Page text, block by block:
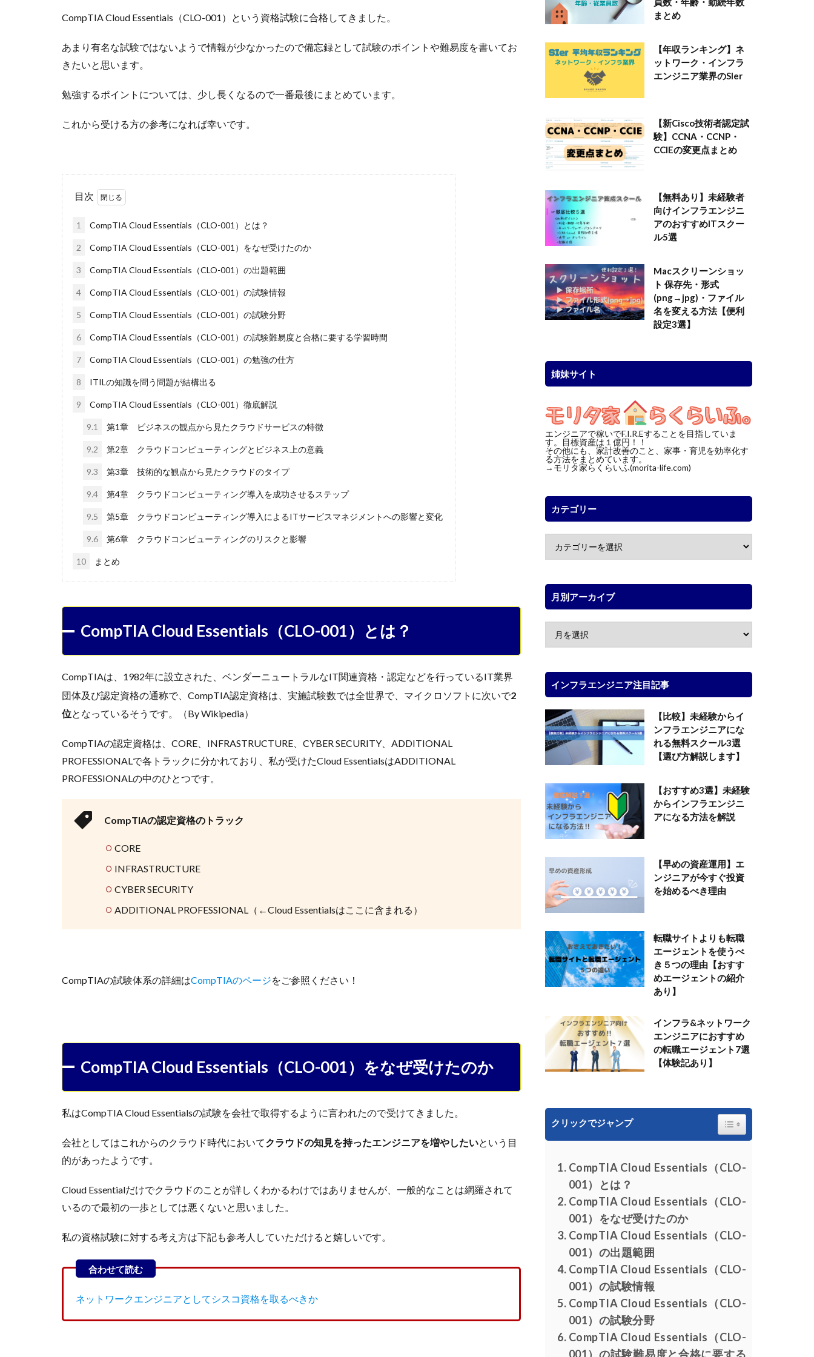
CompTIA Cloud Essentials（CLO-001）という資格試験に合格してきました。
あまり有名な試験ではないようで情報が少なかったので備忘録として試験のポイントや難易度を書いてお
きたいと思います。
勉強するポイントについては、少し長くなるので一番最後にまとめています。
これから受ける方の参考になれば幸いです。
目次
1 CompTIA Cloud Essentials（CLO-001）とは？
2 CompTIA Cloud Essentials（CLO-001）をなぜ受けたのか
3 CompTIA Cloud Essentials（CLO-001）の出題範囲
4 CompTIA Cloud Essentials（CLO-001）の試験情報
5 CompTIA Cloud Essentials（CLO-001）の試験分野
6 CompTIA Cloud Essentials（CLO-001）の試験難易度と合格に要する学習時間
7 CompTIA Cloud Essentials（CLO-001）の勉強の仕方
8 ITILの知識を問う問題が結構出る
9 CompTIA Cloud Essentials（CLO-001）徹底解説
9.1 第1章 ビジネスの観点から見たクラウドサービスの特徴
9.2 第2章 クラウドコンピューティングとビジネス上の意義
9.3 第3章 技術的な観点から見たクラウドのタイプ
9.4 第4章 クラウドコンピューティング導入を成功させるステップ
9.5 第5章 クラウドコンピューティング導入によるITサービスマネジメントへの影響と変化
9.6 第6章 クラウドコンピューティングのリスクと影響
10 まとめ
CompTIA Cloud Essentials（CLO-001）とは？
CompTIAは、1982年に設立された、ベンダーニュートラルなIT関連資格・認定などを行っているIT業界
団体及び認定資格の通称で、 CompTIA認定資格は、実施試験数では全世界で、マイクロソフトに次いで2
位となっているそうです。（By Wikipedia）
CompTIAの認定資格は、CORE、INFRASTRUCTURE、CYBER SECURITY、ADDITIONAL
PROFESSIONALで各トラックに分かれており、私が受けたCloud EssentialsはADDITIONAL
PROFESSIONALの中のひとつです。
CompTIAの認定資格のトラック
CORE
INFRASTRUCTURE
CYBER SECURITY
ADDITIONAL PROFESSIONAL（←Cloud Essentialsはここに含まれる）
CompTIAの試験体系の詳細はCompTIAのページをご参照ください！
CompTIA Cloud Essentials（CLO-001）をなぜ受けたのか
私はCompTIA Cloud Essentialsの試験を会社で取得するように言われたので受けてきました。
会社としてはこれからのクラウド時代においてクラウドの知見を持ったエンジニアを増やしたいという目
的があったようです。
Cloud Essentialだけでクラウドのことが詳しくわかるわけではありませんが、一般的なことは網羅されて
いるので最初の一歩としては悪くないと思いました。
私の資格試験に対する考え方は下記も参考人していただけると嬉しいです。
ネットワークエンジニアとしてシスコ資格を取るべきか
まとめ
【年収ランキング】ネ
ットワーク・インフラ
エンジニア業界のSIer
【新Cisco技術者認定試
験】CCNA・CCNP・
CCIEの変更点まとめ
【無料あり】未経験者
向けインフラエンジニ
アのおすすめITスクー
ル5選
Macスクリーンショッ
ト 保存先・形式
(png→jpg)・ファイル
名を変える方法【便利
設定3選】
姉妹サイト
エンジニアで稼いでF.I.R.Eすることを目指していま
す。目標資産は１億円！！
その他にも、家計改善のこと、家事・育児を効率化す
る方法をまとめています。
→モリタ家らくらいふ(morita-life.com)
カテゴリー
月別アーカイブ
インフラエンジニア注目記事
【比較】未経験からイ
ンフラエンジニアにな
れる無料スクール3選
【選び方解説します】
【おすすめ3選】未経験
からインフラエンジニ
アになる方法を解説
【早めの資産運用】エ
ンジニアが今すぐ投資
を始めるべき理由
転職サイトよりも転職
エージェントを使うべ
き５つの理由【おすす
めエージェントの紹介
あり】
インフラ&ネットワーク
エンジニアにおすすめ
の転職エージェント7選
【体験記あり】
クリックでジャンプ Toggle Table of Content
CompTIA Cloud Essentials（CLO-
001）とは？
CompTIA Cloud Essentials（CLO-
001）をなぜ受けたのか
CompTIA Cloud Essentials（CLO-
001）の出題範囲
CompTIA Cloud Essentials（CLO-
001）の試験情報
CompTIA Cloud Essentials（CLO-
001）の試験分野
CompTIA Cloud Essentials（CLO-
001）の試験難易度と合格に要する